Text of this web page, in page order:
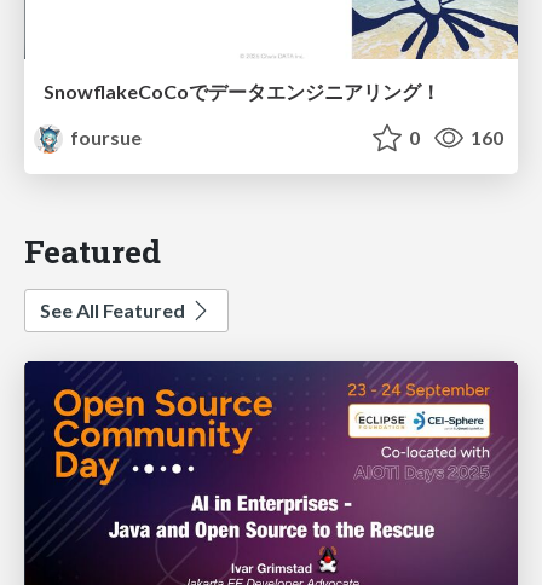
SnowflakeCoCoでデータエンジニアリング！
foursue
0 160
Featured
See All Featured